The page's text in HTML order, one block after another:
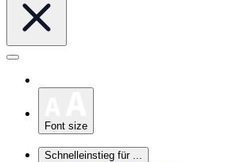
Font size
Schnelleinstieg für ...